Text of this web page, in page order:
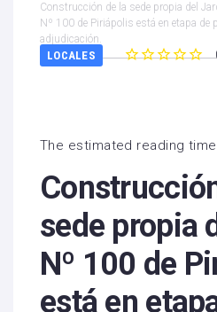
Construcción de la sede propia del
Nº 100 de Piriápolis está en etapa de
adjudicación.
LOCALES
The estimated reading
sede propia
Nº 100 de
está en